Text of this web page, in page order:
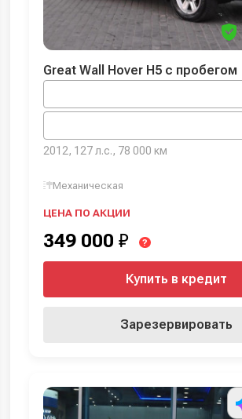
Great Wall Hover H5 с пробегом
2012, 127 л.с., 78 000 км
Механическая
ЦЕНА ПО АКЦИИ
349 000 ₽ ?
Купить в кредит
Зарезервировать